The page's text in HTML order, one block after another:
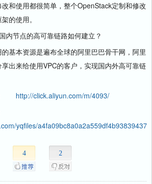
和使用都很简单，整个OpenStack定制和修改
的使用。
节点的高可靠链路如何建立？
本资源是遍布全球的阿里巴巴骨干网，阿里
出来给使用VPC的客户，实现国内外高可靠链
http://click.aliyun.com/m/4093/
yqfiles/
4 2